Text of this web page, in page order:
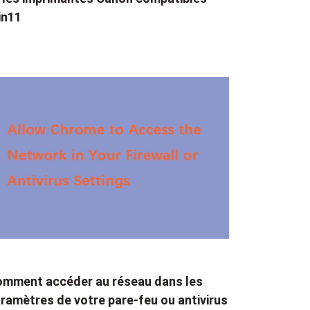
accéder au réseau dans les
de votre pare-feu ou antivirus